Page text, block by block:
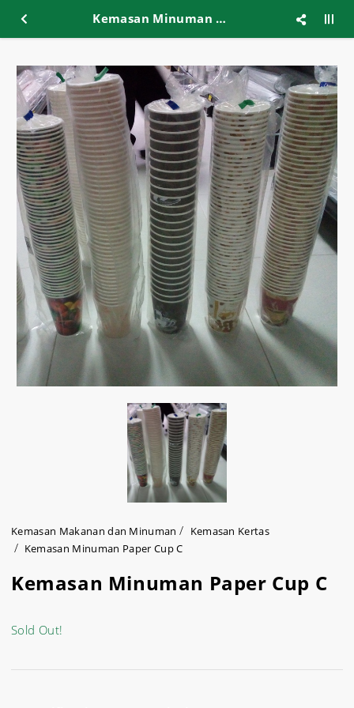
Kemasan Minuman Paper Cup C
Kemasan Makanan dan Minuman
Kemasan Kertas
Kemasan Minuman Paper Cup C
Kemasan Minuman Paper Cup C
Sold Out!